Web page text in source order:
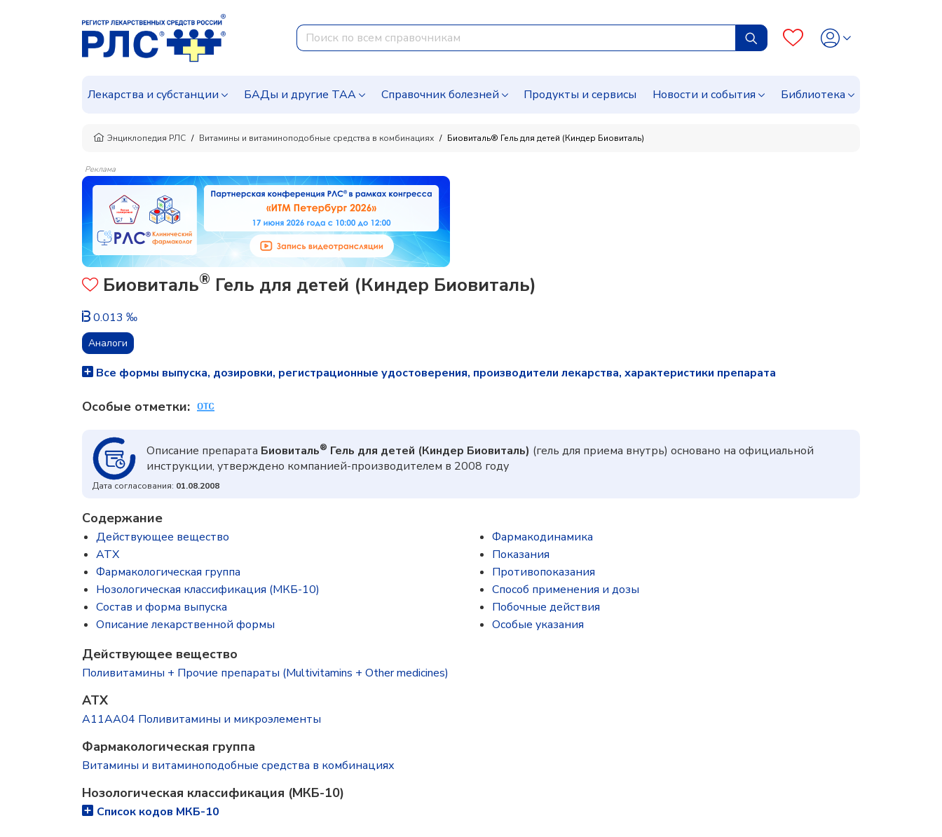
Лекарства и субстанции БАДы и другие ТАА Справочник болезней Продукты и сервисы Новости и события Библиотека
Энциклопедия РЛС Витамины и витаминоподобные средства в комбинациях Биовиталь® Гель для детей (Киндер Биовиталь)
Реклама
Биовиталь® Гель для детей (Киндер Биовиталь)
0.013 ‰
Аналоги
Все формы выпуска, дозировки, регистрационные удостоверения, производители лекарства, характеристики препарата
Особые отметки:
Описание препарата Биовиталь® Гель для детей (Киндер Биовиталь) (гель для приема внутрь) основано на официальной
инструкции, утверждено компанией-производителем в 2008 году
Дата согласования: 01.08.2008
Содержание
Действующее вещество
ATX
Фармакологическая группа
Нозологическая классификация (МКБ-10)
Состав и форма выпускa
Описание лекарственной формы
Фармакодинамика
Показания
Противопоказания
Способ применения и дозы
Побочные действия
Особые указания
Действующее вещество
Поливитамины + Прочие препараты (Multivitamins + Other medicines)
ATX
A11AA04 Поливитамины и микроэлементы
Фармакологическая группа
Витамины и витаминоподобные средства в комбинациях
Нозологическая классификация (МКБ-10)
Список кодов МКБ-10